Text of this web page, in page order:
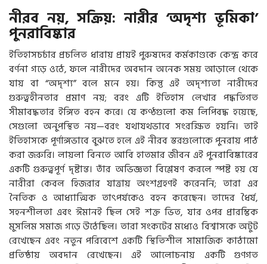
নীরব নয়, সক্রিয়: নারীর ‘অদৃশ্য ভূমিকা’
পুনরাবিষ্কার
ইতিহাসচর্চার প্রচলিত ধারায় প্রায়ই পুরুষদের কর্মকাণ্ডকে কেন্দ্র করে
বর্ণনা গড়ে ওঠে, ফলে নারীদের অবদান অনেক সময় আড়ালে থেকে
যায় বা “অদৃশ্য” বলে মনে হয়। কিন্তু এই অদৃশ্যতা নারীদের
গুরুত্বহীনতার প্রমাণ নয়; বরং এটি ইতিহাস লেখার পদ্ধতিগত
সীমাবদ্ধতার ইঙ্গিত বহন করে। যে কণ্ঠগুলো কম লিপিবদ্ধ হয়েছে,
সেগুলো অনুপস্থিত নয়—বরং যথাযথভাবে সংরক্ষিত হয়নি। তাই
ইতিহাসকে পূর্ণাঙ্গভাবে বুঝতে হলে এই নীরব স্তরগুলোকে পুনরায় পাঠ
করা জরুরি। লায়লা বিনতে আবি হাতমার জীবন এই পুনরাবিষ্কারের
একটি গুরুত্বপূর্ণ দৃষ্টান্ত। তাঁর অভিজ্ঞতা বিশ্লেষণ করলে স্পষ্ট হয় যে
নারীরা কেবল হিজরার যাত্রায় অংশগ্রহণই করেননি; তারা এর
নৈতিক ও আধ্যাত্মিক তাৎপর্যকেও বহন করেছেন। তাদের ধৈর্য,
সহনশীলতা এবং ঈমানই ছিল সেই শক্ত ভিত, যার ওপর প্রারম্ভিক
মুসলিম সমাজ গড়ে উঠেছিল। তারা সংকটের মধ্যেও বিশ্বাসকে অটুট
রেখেছেন এবং নতুন পরিবেশে একটি স্থিতিশীল সামাজিক কাঠামো
প্রতিষ্ঠায় অবদান রেখেছেন। এই আলোচনায় একটি গুণগত